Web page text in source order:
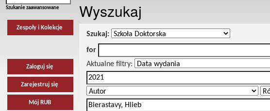
Szukanie zaawansowane
Zespoły i Kolekcje
Zaloguj się
Zarejestruj się
Mój RUB
Wyszukaj
Szukaj:
for
Aktualne filtry: